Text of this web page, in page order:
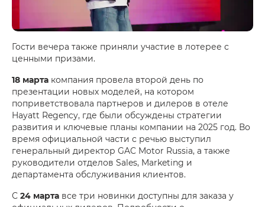
Гости вечера также приняли участие в лотерее с
ценными призами.
18 марта компания провела второй день по
презентации новых моделей, на котором
поприветствовала партнеров и дилеров в отеле
Hayatt Regency, где были обсуждены стратегии
развития и ключевые планы компании на 2025 год. Во
время официальной части с речью выступил
генеральный директор GAC Motor Russia, а также
руководители отделов Sales, Marketing и
департамента обслуживания клиентов.
С 24 марта все три новинки доступны для заказа у